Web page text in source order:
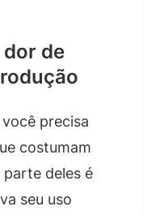
de
precisa
costumam
parte deles é
seu uso